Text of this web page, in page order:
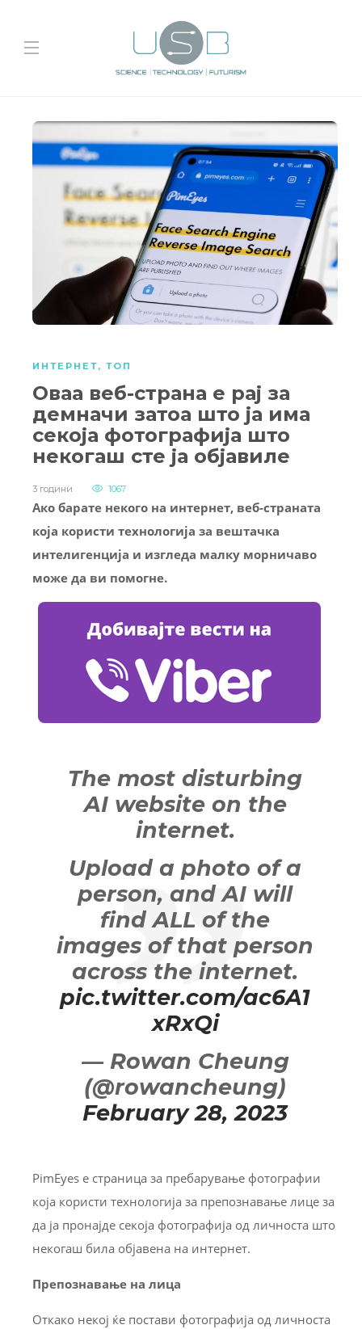
ИНТЕРНЕТ, ТОП
Оваа веб-страна е рај за
демначи затоа што ја има
секоја фотографија што
некогаш сте ја објавиле
3 години 1067
Ако барате некого на интернет, веб-страната
која користи технологија за вештачка
интелигенција и изгледа малку морничаво
може да ви помогне.
The most disturbing
AI website on the
internet.
Upload a photo of a
person, and AI will
find ALL of the
images of that person
across the internet.
pic.twitter.com/ac6A1
xRxQi
— Rowan Cheung
(@rowancheung)
February 28, 2023
PimEyes е страница за пребарување фотографии
која користи технологија за препознавање лице за
да ја пронајде секоја фотографија од личноста што
некогаш била објавена на интернет.
Препознавање на лица
Откако некој ќе постави фотографија од личноста